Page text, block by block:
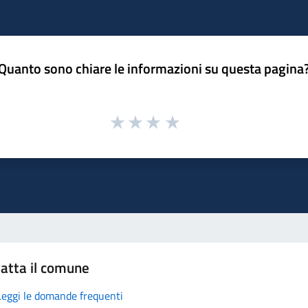
sono chiare le informazioni su questa
il comune
le domande frequenti